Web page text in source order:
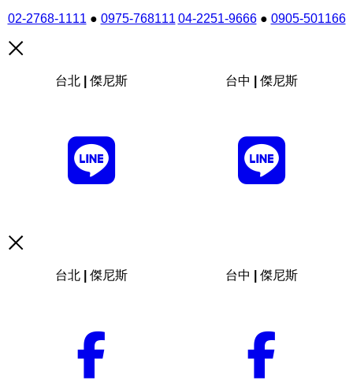
02-2768-1111 ● 0975-768111 04-2251-9666● 0905-501166
台北 | 傑尼斯 台中 | 傑尼斯
台北 | 傑尼斯 台中 | 傑尼斯